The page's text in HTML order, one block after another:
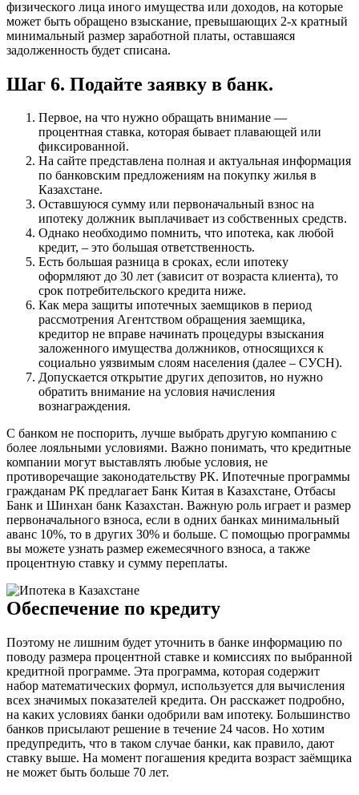
физического лица иного имущества или доходов, на которые
может быть обращено взыскание, превышающих 2-х кратный
минимальный размер заработной платы, оставшаяся
задолженность будет списана.
Шаг 6. Подайте заявку в банк.
Первое, на что нужно обращать внимание —
процентная ставка, которая бывает плавающей или
фиксированной.
На сайте представлена полная и актуальная информация
по банковским предложениям на покупку жилья в
Казахстане.
Оставшуюся сумму или первоначальный взнос на
ипотеку должник выплачивает из собственных средств.
Однако необходимо помнить, что ипотека, как любой
кредит, – это большая ответственность.
Есть большая разница в сроках, если ипотеку
оформляют до 30 лет (зависит от возраста клиента), то
срок потребительского кредита ниже.
Как мера защиты ипотечных заемщиков в период
рассмотрения Агентством обращения заемщика,
кредитор не вправе начинать процедуры взыскания
заложенного имущества должников, относящихся к
социально уязвимым слоям населения (далее – СУСН).
Допускается открытие других депозитов, но нужно
обратить внимание на условия начисления
вознаграждения.
С банком не поспорить, лучше выбрать другую компанию с
более лояльными условиями. Важно понимать, что кредитные
компании могут выставлять любые условия, не
противоречащие законодательству РК. Ипотечные программы
гражданам РК предлагает Банк Китая в Казахстане, Отбасы
Банк и Шинхан банк Казахстан. Важную роль играет и размер
первоначального взноса, если в одних банках минимальный
аванс 10%, то в других 30% и больше. С помощью программы
вы можете узнать размер ежемесячного взноса, а также
процентную ставку и сумму переплаты.
Обеспечение по кредиту
Поэтому не лишним будет уточнить в банке информацию по
поводу размера процентной ставке и комиссиях по выбранной
кредитной программе. Эта программа, которая содержит
набор математических формул, используется для вычисления
всех значимых показателей кредита. Он расскажет подробно,
на каких условиях банки одобрили вам ипотеку. Большинство
банков присылают решение в течение 24 часов. Но хотим
предупредить, что в таком случае банки, как правило, дают
ставку выше. На момент погашения кредита возраст заёмщика
не может быть больше 70 лет.